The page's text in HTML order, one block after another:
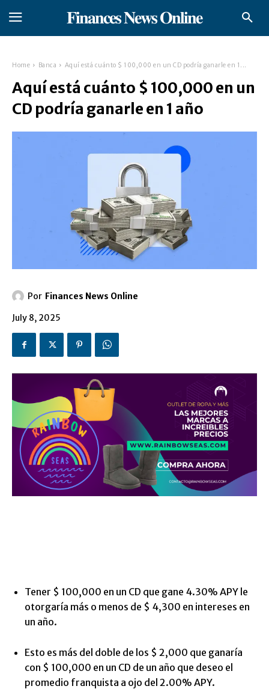
𝐅𝐢𝐧𝐚𝐧𝐜𝐞𝐬 𝐍𝐞𝐰𝐬 𝐎𝐧𝐥𝐢𝐧𝐞
Home Banca Aquí está cuánto $ 100,000 en un CD podría ganarle en 1...
Aquí está cuánto $ 100,000 en un
CD podría ganarle en 1 año
Por Finances News Online
July 8, 2025
Tener $ 100,000 en un CD que gane 4.30% APY le
otorgaría más o menos de $ 4,300 en intereses en
un año.
Esto es más del doble de los $ 2,000 que ganaría
con $ 100,000 en un CD de un año que deseo el
promedio franquista a ojo del 2.00% APY.